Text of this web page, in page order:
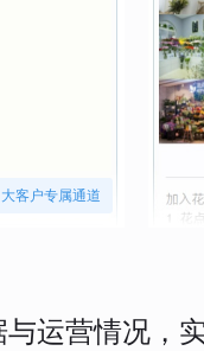
大客户专属通道
运营情况，